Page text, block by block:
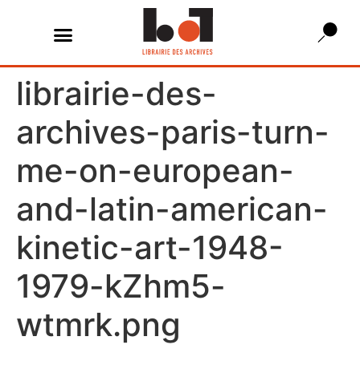
librairie-des-
archives-paris-turn-
me-on-european-
and-latin-american-
kinetic-art-1948-
1979-kZhm5-
wtmrk.png